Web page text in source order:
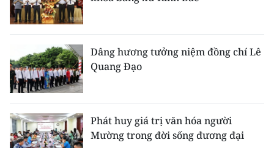
Dâng hương tưởng niệm đồng chí Lê
Quang Đạo
Phát huy giá trị văn hóa người
Mường trong đời sống đương đại